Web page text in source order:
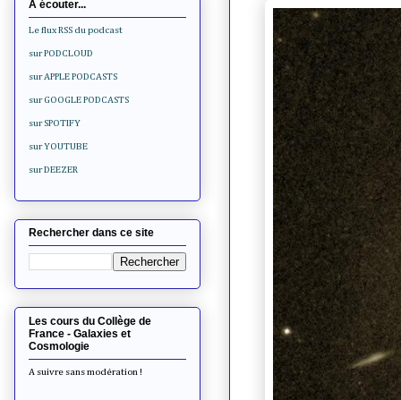
A écouter...
Le flux RSS du podcast
sur PODCLOUD
sur APPLE PODCASTS
sur GOOGLE PODCASTS
sur SPOTIFY
sur YOUTUBE
sur DEEZER
Rechercher dans ce site
Les cours du Collège de
France - Galaxies et
Cosmologie
A suivre sans modération !